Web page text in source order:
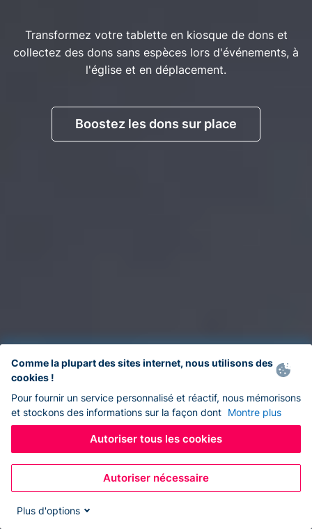
Transformez votre tablette en kiosque de dons et
collectez des dons sans espèces lors d'événements, à
l'église et en déplacement.
Boostez les dons sur place
Comme la plupart des sites internet, nous utilisons des
cookies !
Pour fournir un service personnalisé et réactif, nous mémorisons
et stockons des informations sur la façon dont Montre plus
Autoriser tous les cookies
Autoriser nécessaire
Plus d'options